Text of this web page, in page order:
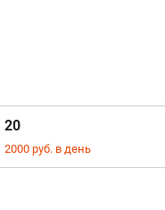
20
2000 руб. в день